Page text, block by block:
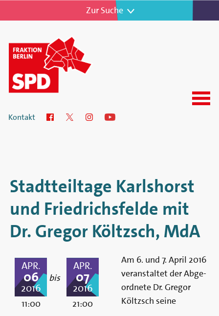
Zur Navigation
Zur Suche
Fraktion
Abgeordnetenhaus
von
Berlin
Kontakt FacebookTwitterInstagramYouTube
Menu
Stadtteiltage Karlshorst
und Friedrichsfelde mit
Dr. Gregor Költzsch, MdA
APR.
06
2016
11:00
bis
APR.
07
2016
21:00
Am 6. und 7. April 2016
ver­an­stal­tet der Ab­­ge­­
ord­­nete Dr. Gregor
Költzsch seine